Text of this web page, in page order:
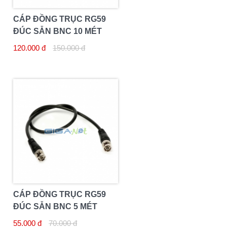
CÁP ĐỒNG TRỤC RG59
ĐÚC SẴN BNC 10 MÉT
120.000 đ
150.000 đ
CÁP ĐỒNG TRỤC RG59
ĐÚC SẴN BNC 5 MÉT
55.000 đ
70.000 đ